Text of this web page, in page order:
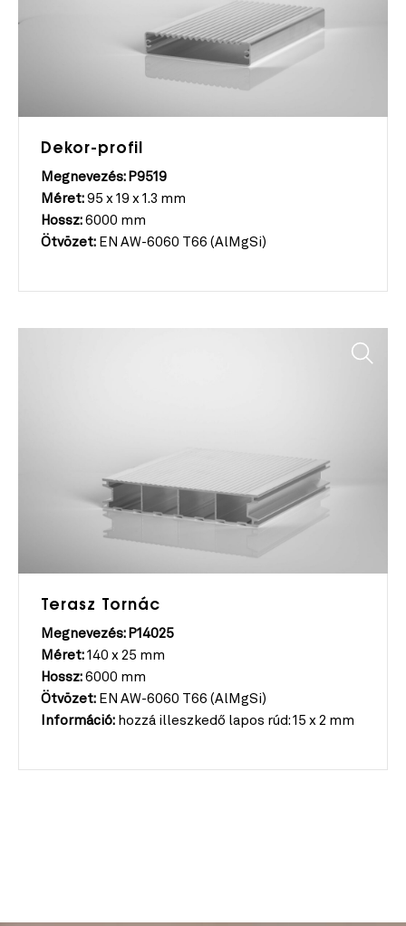
Dekor-profil
Megnevezés: P9519
Méret: 95 x 19 x 1.3 mm
Hossz: 6000 mm
Ötvözet: EN AW-6060 T66 (AlMgSi)
Terasz Tornác
Megnevezés: P14025
Méret: 140 x 25 mm
Hossz: 6000 mm
Ötvözet: EN AW-6060 T66 (AlMgSi)
Információ: hozzá illeszkedő lapos rúd: 15 x 2 mm